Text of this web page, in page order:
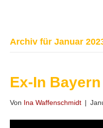
Archiv für Januar
Ex-In
Von Ina Waffenschmidt |